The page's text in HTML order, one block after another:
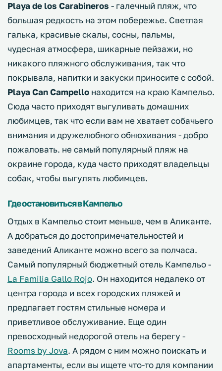
Playa de los Carabineros - галечный пляж, что
большая редкость на этом побережье. Светлая
галька, красивые скалы, сосны, пальмы,
чудесная атмосфера, шикарные пейзажи, но
никакого пляжного обслуживания, так что
покрывала, напитки и закуски приносите с собой.
Playa Can Campello находится на краю Кампельо.
Сюда часто приходят выгуливать домашних
любимцев, так что если вам не хватает собачьего
внимания и дружелюбного обнюхивания - добро
пожаловать. не самый популярный пляж на
окраине города, куда часто приходят владельцы
собак, чтобы выгулять любимцев.
Где остановиться в Кампельо
Отдых в Кампельо стоит меньше, чем в Аликанте.
А добраться до достопримечательностей и
заведений Аликанте можно всего за полчаса.
Самый популярный бюджетный отель Кампельо -
La Familia Gallo Rojo. Он находится недалеко от
центра города и всех городских пляжей и
предлагает гостям стильные номера и
приветливое обслуживание. Еще один
превосходный недорогой отель на берегу -
Rooms by Jova. А рядом с ним можно поискать и
апартаменты, если вы ищете что-то для компании